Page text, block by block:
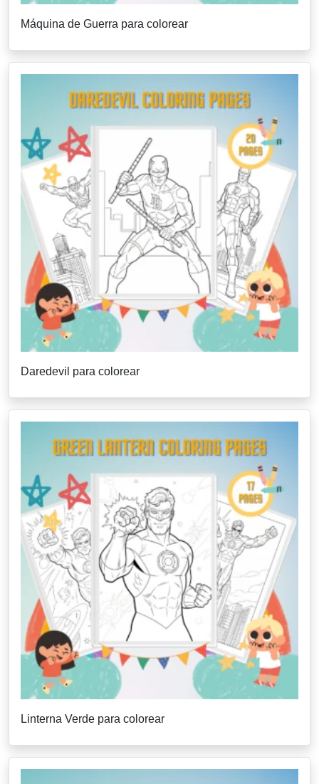
Máquina de Guerra para colorear
Daredevil para colorear
Linterna Verde para colorear